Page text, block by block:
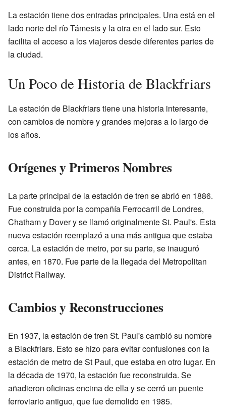
La estación tiene dos entradas principales. Una está en el
lado norte del río Támesis y la otra en el lado sur. Esto
facilita el acceso a los viajeros desde diferentes partes de
la ciudad.
Un Poco de Historia de Blackfriars
La estación de Blackfriars tiene una historia interesante,
con cambios de nombre y grandes mejoras a lo largo de
los años.
Orígenes y Primeros Nombres
La parte principal de la estación de tren se abrió en 1886.
Fue construida por la compañía Ferrocarril de Londres,
Chatham y Dover y se llamó originalmente St. Paul's. Esta
nueva estación reemplazó a una más antigua que estaba
cerca. La estación de metro, por su parte, se inauguró
antes, en 1870. Fue parte de la llegada del Metropolitan
District Railway.
Cambios y Reconstrucciones
En 1937, la estación de tren St. Paul's cambió su nombre
a Blackfriars. Esto se hizo para evitar confusiones con la
estación de metro de St Paul, que estaba en otro lugar. En
la década de 1970, la estación fue reconstruida. Se
añadieron oficinas encima de ella y se cerró un puente
ferroviario antiguo, que fue demolido en 1985.